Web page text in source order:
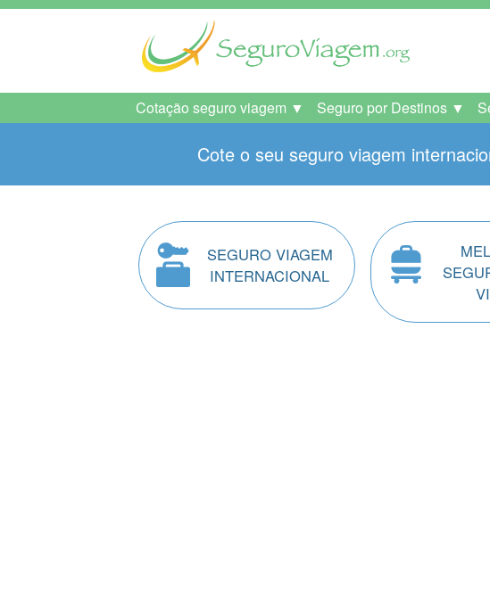
Cotação seguro viagem ▼ Seguro por Destinos ▼
Cote o seu seguro viagem
SEGURO VIAGEM
INTERNACIONAL